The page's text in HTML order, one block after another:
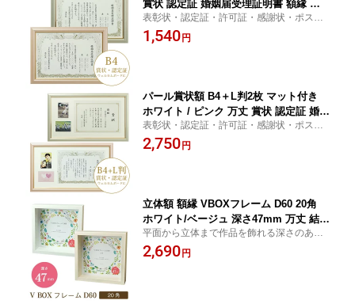
賞状 認定証 婚姻届受理証明書 額縁 フ
レーム 写真 飾る おしゃれ 結婚 ウェデ
ィング お祝い
表彰状・認定証・許可証・感謝状・ポスタ
ー・ウェルカムボードなどに
1,540 円
パール賞状額 B4＋L判2枚 マット付き
ホワイト / ピンク 万丈 賞状 認定証 婚姻
届受理証明書 額縁 フレーム 写真 飾る
おしゃれ 結婚 ウェディング お祝い
表彰状・認定証・許可証・感謝状・ポスタ
ー・ウェルカムボードなどに
2,750 円
立体額 額縁 VBOXフレーム D60 20角
ホワイト/ベージュ 深さ47mm 万丈 結婚
式 ウェルカムボード ボックス おしゃれ
平面から立体まで作品を飾れる深さのある
フォトフレーム
2,690 円